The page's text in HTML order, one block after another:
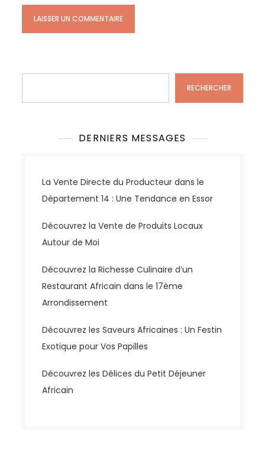
RECHERCHER
DERNIERS MESSAGES
La Vente Directe du Producteur dans le
Département 14 : Une Tendance en Essor
Découvrez la Vente de Produits Locaux
Autour de Moi
Découvrez la Richesse Culinaire d’un
Restaurant Africain dans le 17ème
Arrondissement
Découvrez les Saveurs Africaines : Un Festin
Exotique pour Vos Papilles
Découvrez les Délices du Petit Déjeuner
Africain